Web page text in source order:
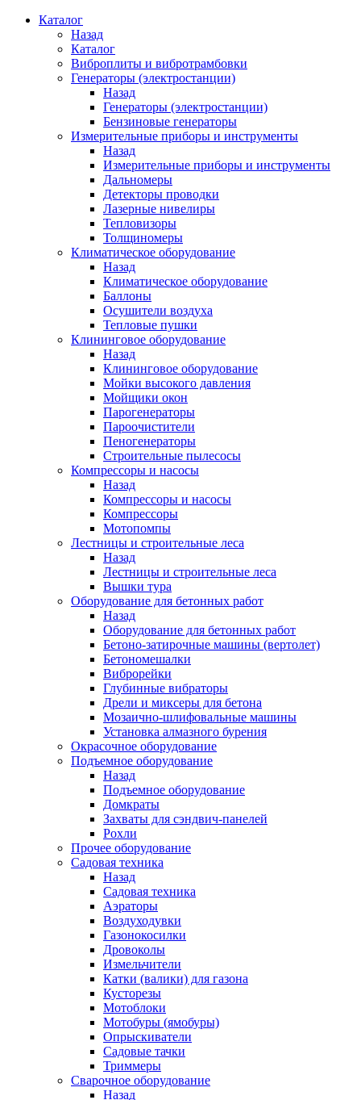
Каталог
Назад
Каталог
Виброплиты и вибротрамбовки
Генераторы (электростанции)
Назад
Генераторы (электростанции)
Бензиновые генераторы
Измерительные приборы и инструменты
Назад
Измерительные приборы и инструменты
Дальномеры
Детекторы проводки
Лазерные нивелиры
Тепловизоры
Толщиномеры
Климатическое оборудование
Назад
Климатическое оборудование
Баллоны
Осушители воздуха
Тепловые пушки
Клининговое оборудование
Назад
Клининговое оборудование
Мойки высокого давления
Мойщики окон
Парогенераторы
Пароочистители
Пеногенераторы
Строительные пылесосы
Компрессоры и насосы
Назад
Компрессоры и насосы
Компрессоры
Мотопомпы
Лестницы и строительные леса
Назад
Лестницы и строительные леса
Вышки тура
Оборудование для бетонных работ
Назад
Оборудование для бетонных работ
Бетоно-затирочные машины (вертолет)
Бетономешалки
Виброрейки
Глубинные вибраторы
Дрели и миксеры для бетона
Мозаично-шлифовальные машины
Установка алмазного бурения
Окрасочное оборудование
Подъемное оборудование
Назад
Подъемное оборудование
Домкраты
Захваты для сэндвич-панелей
Рохли
Прочее оборудование
Садовая техника
Назад
Садовая техника
Аэраторы
Воздуходувки
Газонокосилки
Дровоколы
Измельчители
Катки (валики) для газона
Кусторезы
Мотоблоки
Мотобуры (ямобуры)
Опрыскиватели
Садовые тачки
Триммеры
Сварочное оборудование
Назад